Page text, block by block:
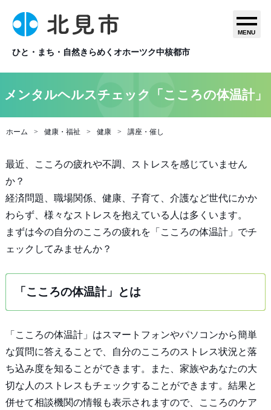
ひと・まち・自然きらめくオホーツク中核都市
MENU
メンタルヘルスチェック「こころの体温計」
ホーム 健康・福祉 健康 講座・催し
最近、こころの疲れや不調、ストレスを感じていません
か？
経済問題、職場関係、健康、子育て、介護など世代にかか
わらず、様々なストレスを抱えている人は多くいます。
まずは今の自分のこころの疲れを「こころの体温計」でチ
ェックしてみませんか？
「こころの体温計」とは
「こころの体温計」はスマートフォンやパソコンから簡単
な質問に答えることで、自分のこころのストレス状況と落
ち込み度を知ることができます。また、家族やあなたの大
切な人のストレスもチェックすることができます。結果と
併せて相談機関の情報も表示されますので、こころのケア